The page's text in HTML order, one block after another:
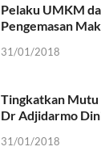
Pelaku UMKM
Pengemasan
31/01/2018
Tingkatkan Mutu
Dr Adjidarmo
31/01/2018